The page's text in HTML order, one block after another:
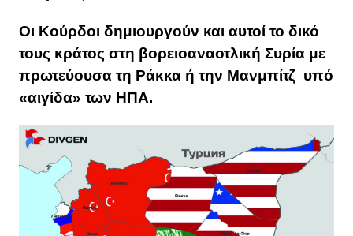
Οι Κούρδοι δημιουργούν και αυτοί το δικό
τους κράτος στη βορειοαναοτλική Συρία με
πρωτεύουσα τη Ράκκα ή την Μανμπίτζ υπό
«αιγίδα» των ΗΠΑ.